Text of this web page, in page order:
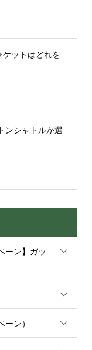
ケットはどれを
ンシャトルが選
ーン】ガッ
ン）